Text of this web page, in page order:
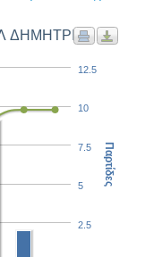
ΔΗΜΗΤΡΙΟΣ
2.5
5
7.5
10
12.5
Παρτίδες